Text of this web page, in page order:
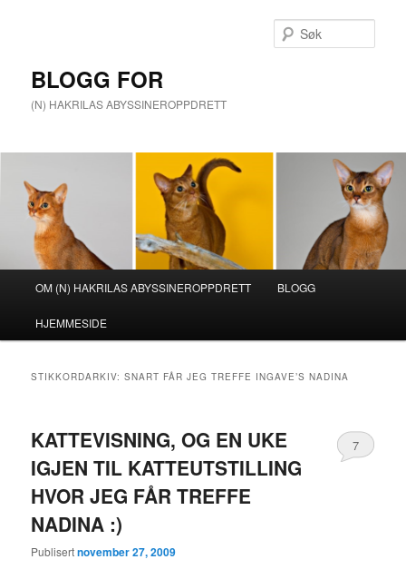
BLOGG FOR
(N) HAKRILAS ABYSSINEROPPDRETT
OM (N) HAKRILAS ABYSSINEROPPDRETT BLOGG
HJEMMESIDE
STIKKORDARKIV:SNART FÅR JEG TREFFE INGAVE’S NADINA
KATTEVISNING, OG EN UKE
IGJEN TIL KATTEUTSTILLING
HVOR JEG FÅR TREFFE
NADINA :)
Publisertnovember 27, 2009
7